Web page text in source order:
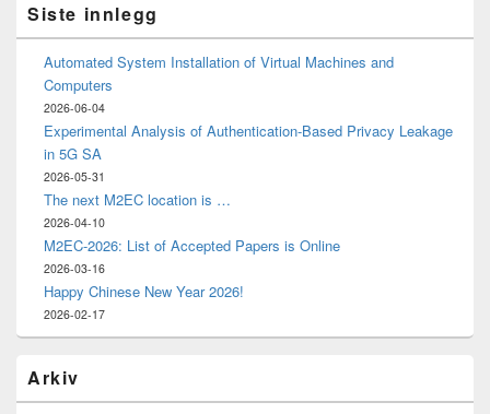
Siste innlegg
Automated System Installation of Virtual Machines and
Computers
2026-06-04
Experimental Analysis of Authentication-Based Privacy Leakage
in 5G SA
2026-05-31
The next M2EC location is …
2026-04-10
M2EC-2026: List of Accepted Papers is Online
2026-03-16
Happy Chinese New Year 2026!
2026-02-17
Arkiv